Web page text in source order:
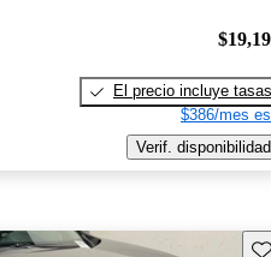
El precio incluye tasas
$386/mes
Verif. disponibilidad